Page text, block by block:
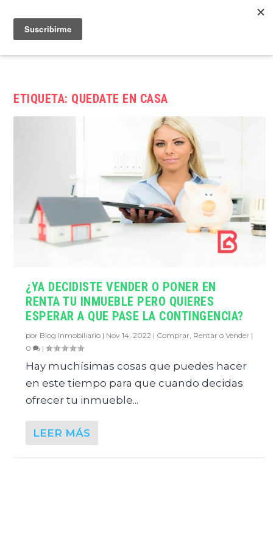
ETIQUETA: QUEDATE EN CASA
¿YA DECIDISTE VENDER O PONER EN
RENTA TU INMUEBLE PERO QUIERES
ESPERAR A QUE PASE LA CONTINGENCIA?
por Blog Inmobiliario | Nov 14, 2022 | Comprar, Rentar o Vender |
0
|
Hay muchísimas cosas que puedes hacer
en este tiempo para que cuando decidas
ofrecer tu inmueble...
LEER MÁS